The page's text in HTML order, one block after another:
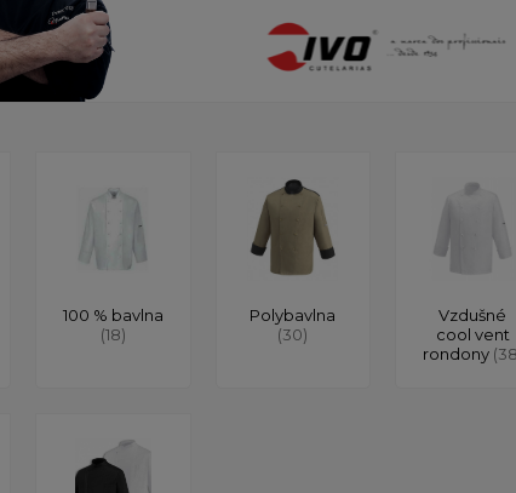
100 % bavlna
(18)
Polybavlna
(30)
Vzdušné
cool vent
rondony